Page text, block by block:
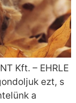
Kft. – EHRLE
ezt, s
a